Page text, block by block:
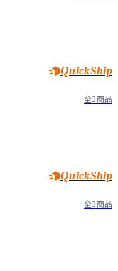
QuickShip
全3商品
QuickShip
全3商品